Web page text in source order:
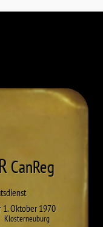
CanReg
1. Oktober 1970
Klosterneuburg